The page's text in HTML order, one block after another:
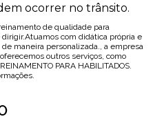
ocorrer no trânsito.
de qualidade para
com didática própria e
maneira personalizada., a empresa
outros serviços, como
PARA HABILITADOS.